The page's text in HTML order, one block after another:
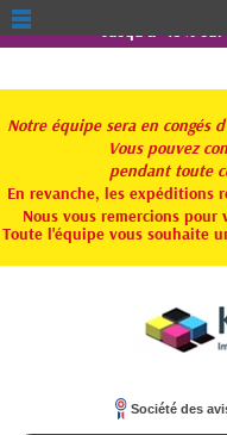
Jusqu'à -15%
Notre équipe sera en congés
Vous pouvez
pendant toute
En revanche, les expéditions
Nous vous remercions
Toute l'équipe vous souhaite
Société des